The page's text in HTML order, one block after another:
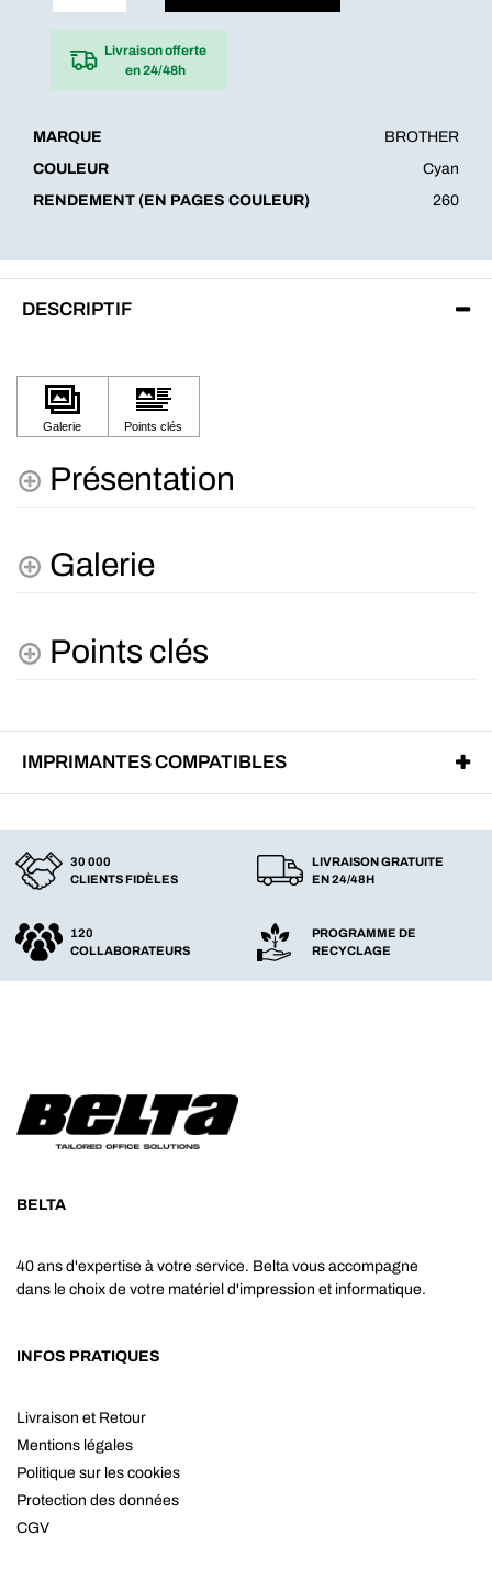
Livraison offerte
en 24/48h
MARQUE
BROTHER
COULEUR
Cyan
RENDEMENT (EN PAGES COULEUR)
260
DESCRIPTIF
Présentation
Galerie
Points clés
IMPRIMANTES COMPATIBLES
30 000
CLIENTS FIDÈLES
LIVRAISON GRATUITE
EN 24/48H
120
COLLABORATEURS
PROGRAMME DE
RECYCLAGE
BELTA
40 ans d'expertise à votre service. Belta vous accompagne
dans le choix de votre matériel d'impression et informatique.
INFOS PRATIQUES
Livraison et Retour
Mentions légales
Politique sur les cookies
Protection des données
CGV